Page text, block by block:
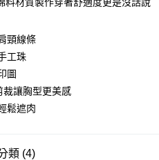
期使用說明】
機門號後，選擇欲分期的期數、繳款截止
先享後付」】
頸線條
工珠
圖
裁讓胸型更美感
鬆遮肉
類 (4)